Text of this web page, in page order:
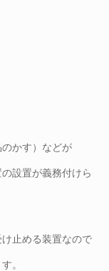
かす）などが
設置が義務付けら
止める装置なので
。